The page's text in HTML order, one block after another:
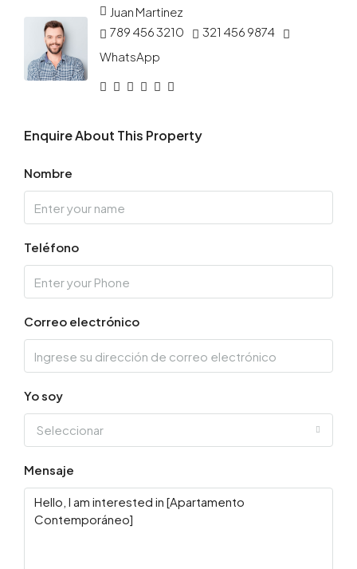
Juan Martinez
789 456 3210
321 456 9874
WhatsApp
Enquire About This Property
Nombre
Teléfono
Correo electrónico
Yo soy
Seleccionar
Mensaje